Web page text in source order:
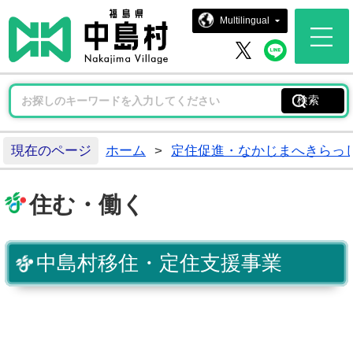
中島村ホ
Multilingual
中島村 X中島
現在のページ ホーム > 定住促進・なかじまへきらっ
住む・働く
中島村移住・定住支援事業